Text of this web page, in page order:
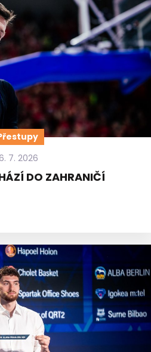
7. 2026
DO ZAHRANIČÍ